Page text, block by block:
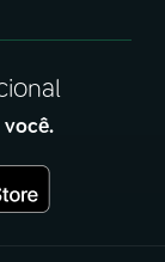
você.